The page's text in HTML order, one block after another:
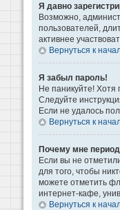
Я давно
Возможно,
пользователей,
активнее
Вернуться к
Я забыл пароль!
Не паникуйте! Хотя
Следуйте
Если не удалось
Вернуться к
Почему мне
Если вы не
для того, чтобы
можете отметить
интернет-кафе,
Вернуться к